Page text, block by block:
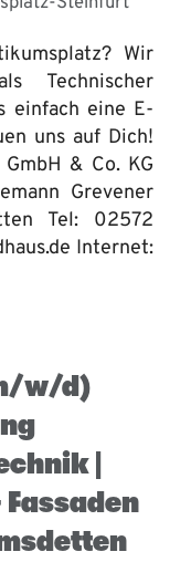
Wir
Technischer
einfach eine E-
uns auf Dich!
& Co. KG
Grevener
Tel: 02572
Internet:
w/d)
|
Fassaden